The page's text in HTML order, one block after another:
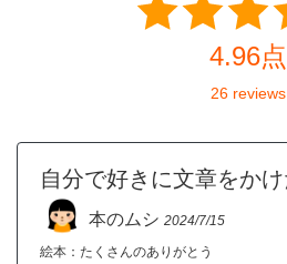
4.96点
26 reviews
自分で好きに文章をかけ
本のムシ 2024/7/15
絵本：たくさんのありがとう